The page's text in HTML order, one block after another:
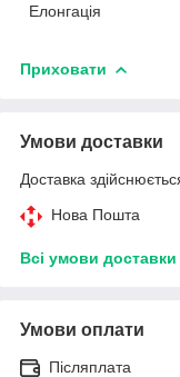
Елонгація
Приховати
Умови доставки
Доставка
Нова Пошта
Всі умови доставки
Умови оплати
Післяплата